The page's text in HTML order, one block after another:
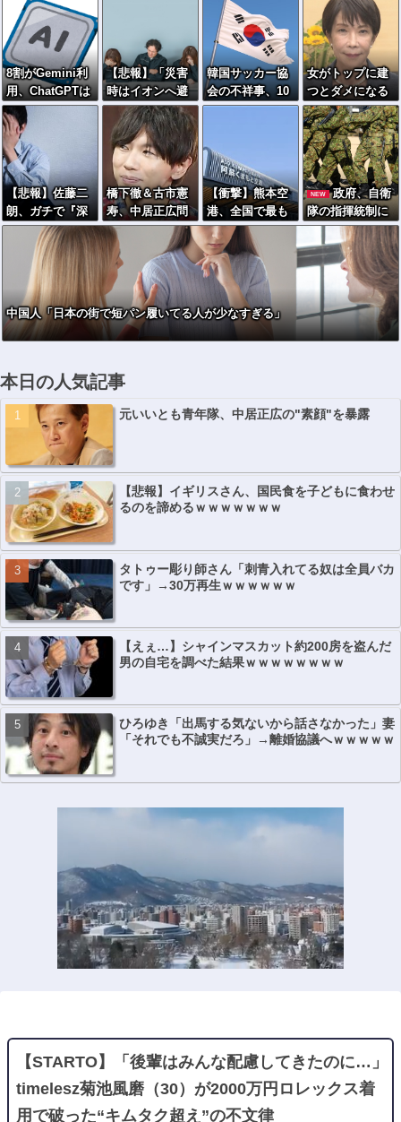
8割がGemini利
用、ChatGPTは
68%
【悲報】「災害
時はイオンへ避
難」が前提だっ
た自治体、不安
の声が相次ぐ
韓国サッカー協
会の不祥事、10
年以上前の五輪
び火してしまう
女がトップに建
つとダメになる
←これソースあ
るの？
【悲報】佐藤二
朗、ガチで『深
刻な状態』にな
ってしま
う・・・・
橋下徹＆古市憲
寿、中居正広問
題でフジ第三者
委員会を批判
【衝撃】熊本空
港、全国で最も
米軍機が来る空
港になっていた
NEW
政府、自衛
隊の指揮統制に
国産AI導入へｗ
ｗｗ「新しい戦
い方」への対応
を急ぐ
中国人「日本の街で短パン履いてる人が少なすぎる」
本日の人気記事
元いいとも青年隊、中居正広の"素顔"を暴露
【悲報】イギリスさん、国民食を子どもに食わせ
るのを諦めるｗｗｗｗｗｗｗ
タトゥー彫り師さん「刺青入れてる奴は全員バカ
です」→30万再生ｗｗｗｗｗｗ
【えぇ…】シャインマスカット約200房を盗んだ
男の自宅を調べた結果ｗｗｗｗｗｗｗｗ
ひろゆき「出馬する気ないから話さなかった」妻
「それでも不誠実だろ」→離婚協議へｗｗｗｗｗ
【STARTO】「後輩はみんな配慮してきたのに…」
timelesz菊池風磨（30）が2000万円ロレックス着
用で破った“キムタク超え”の不文律